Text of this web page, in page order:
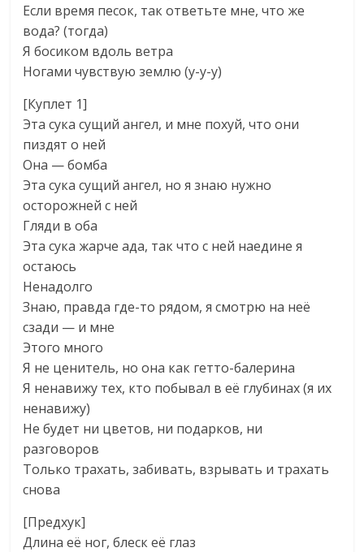
Если время песок, так ответьте мне, что же
вода? (тогда)
Я босиком вдоль ветра
Ногами чувствую землю (у-у-у)
[Куплет 1]
Эта сука сущий ангел, и мне похуй, что они
пиздят о ней
Она — бомба
Эта сука сущий ангел, но я знаю нужно
осторожней с ней
Гляди в оба
Эта сука жарче ада, так что с ней наедине я
остаюсь
Ненадолго
Знаю, правда где-то рядом, я смотрю на неё
сзади — и мне
Этого много
Я не ценитель, но она как гетто-балерина
Я ненавижу тех, кто побывал в её глубинах (я их
ненавижу)
Не будет ни цветов, ни подарков, ни
разговоров
Только трахать, забивать, взрывать и трахать
снова
[Предхук]
Длина её ног, блеск её глаз